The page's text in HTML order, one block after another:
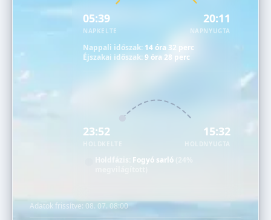
05:39
NAPKELTE
20:11
NAPNYUGTA
Nappali időszak: 14 óra 32 perc
Éjszakai időszak:9 óra 28 perc
23:52 15:32
HOLDNYUGTA
Holdfázis: Fogyó sarló
Adatok frissítve: 08. 07. 08:00